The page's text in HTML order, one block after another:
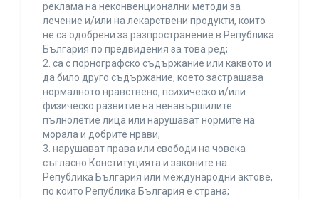
реклама на неконвенционални методи за
лечение и/или на лекарствени продукти, които
не са одобрени за разпространение в Република
България по предвидения за това ред;
2. са с порнографско съдържание или каквото и
да било друго съдържание, което застрашава
нормалното нравствено, психическо и/или
физическо развитие на ненавършилите
пълнолетие лица или нарушават нормите на
морала и добрите нрави;
3. нарушават права или свободи на човека
съгласно Конституцията и законите на
Република България или международни актове,
по които Република България е страна;